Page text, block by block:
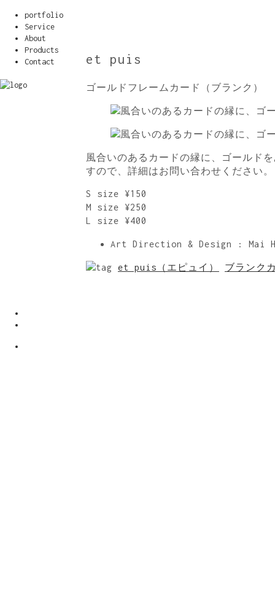
portfolio
Service
About
Products
Contact
et puis
ゴールドフレームカード（ブランク）
風合いのあるカードの縁に、ゴールド
すので、詳細はお問い合わせください。
S size ¥150
M size ¥250
L size ¥400
Art Direction & Design : Mai
et puis（エピュイ） ブランク